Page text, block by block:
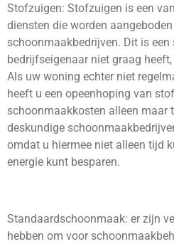
Stofzuigen: Stofzuigen is een
diensten die worden
schoonmaakbedrijven. Dit is een
bedrijfseigenaar niet graag
Als uw woning echter niet
heeft u een opeenhoping van
schoonmaakkosten alleen maar
deskundige
omdat u hiermee niet alleen tijd
energie kunt besparen.
Standaardschoonmaak: er zijn
hebben om voor